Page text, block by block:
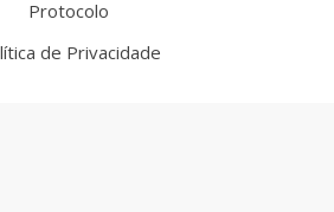
Protocolo
de Privacidade